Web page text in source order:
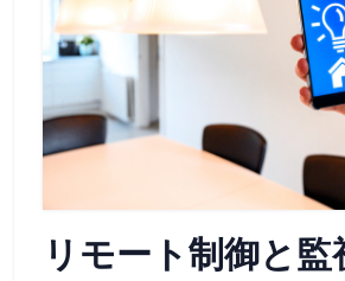
リモート制御と監